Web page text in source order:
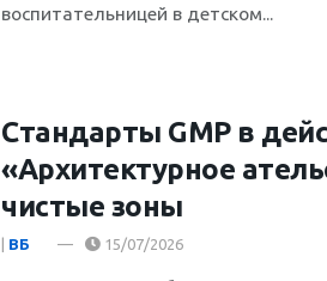
воспитательницей в детском...
Стандарты GMP в
«Архитектурное
чистые зоны
ВБ 15/07/2026